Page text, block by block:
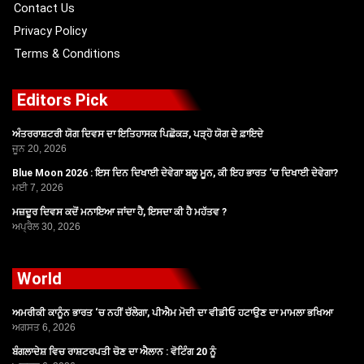
Contact Us
Privacy Policy
Terms & Conditions
Editors Pick
ਅੰਤਰਰਾਸ਼ਟਰੀ ਯੋਗ ਦਿਵਸ ਦਾ ਇਤਿਹਾਸਕ ਪਿਛੋਕੜ, ਪੜ੍ਹੋ ਯੋਗ ਦੇ ਫ਼ਾਇਦੇ
ਜੂਨ 20, 2026
Blue Moon 2026 : ਇਸ ਦਿਨ ਦਿਖਾਈ ਦੇਵੇਗਾ ਬਲੂ ਮੂਨ, ਕੀ ਇਹ ਭਾਰਤ ‘ਚ ਦਿਖਾਈ ਦੇਵੇਗਾ?
ਮਈ 7, 2026
ਮਜ਼ਦੂਰ ਦਿਵਸ ਕਦੋਂ ਮਨਾਇਆ ਜਾਂਦਾ ਹੈ, ਇਸਦਾ ਕੀ ਹੈ ਮਹੱਤਵ ?
ਅਪ੍ਰੈਲ 30, 2026
World
ਅਮਰੀਕੀ ਕਾਨੂੰਨ ਭਾਰਤ ‘ਚ ਨਹੀਂ ਚੱਲੇਗਾ, ਪੀਐਮ ਮੋਦੀ ਦਾ ਵੀਡੀਓ ਹਟਾਉਣ ਦਾ ਮਾਮਲਾ ਭਖਿਆ
ਅਗਸਤ 6, 2026
ਬੰਗਲਾਦੇਸ਼ ਵਿਚ ਰਾਸ਼ਟਰਪਤੀ ਚੋਣ ਦਾ ਐਲਾਨ : ਵੋਟਿੰਗ 20 ਨੂੰ